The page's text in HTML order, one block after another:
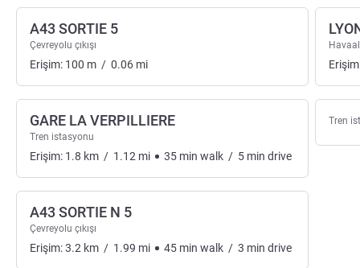
A43 SORTIE 5
Çevreyolu çıkışı
Erişim: 100 m / 0.06 mi
GARE LA VERPILLIERE
Tren istasyonu
Erişim: 1.8 km / 1.12 mi 35 min walk / 5 min drive
A43 SORTIE N 5
Çevreyolu çıkışı
Erişim:3.2 km / 1.99 mi 45 min walk / 3 min drive
Tren